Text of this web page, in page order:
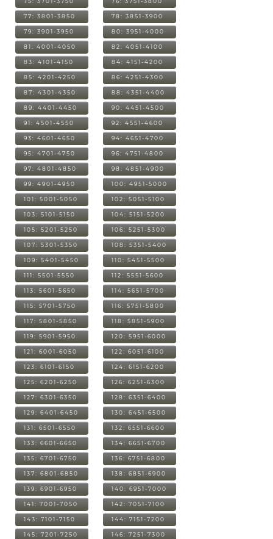
77: 3801-3850 78: 3851-3900
79: 3901-3950 80: 3951-4000
81: 4001-4050 82: 4051-4100
83: 4101-4150 84: 4151-4200
85: 4201-4250 86: 4251-4300
87: 4301-4350 88: 4351-4400
89: 4401-4450 90: 4451-4500
91: 4501-4550 92: 4551-4600
93: 4601-4650 94: 4651-4700
95: 4701-4750 96: 4751-4800
97: 4801-4850 98: 4851-4900
99: 4901-4950 100: 4951-5000
101: 5001-5050 102: 5051-5100
103: 5101-5150 104: 5151-5200
105: 5201-5250 106: 5251-5300
107: 5301-5350 108: 5351-5400
109: 5401-5450 110: 5451-5500
111: 5501-5550 112: 5551-5600
113: 5601-5650 114: 5651-5700
115: 5701-5750 116: 5751-5800
117: 5801-5850 118: 5851-5900
119: 5901-5950 120: 5951-6000
121: 6001-6050 122: 6051-6100
123: 6101-6150 124: 6151-6200
125: 6201-6250 126: 6251-6300
127: 6301-6350 128: 6351-6400
129: 6401-6450 130: 6451-6500
131: 6501-6550 132: 6551-6600
133: 6601-6650 134: 6651-6700
135: 6701-6750 136: 6751-6800
137: 6801-6850 138: 6851-6900
139: 6901-6950 140: 6951-7000
141: 7001-7050 142: 7051-7100
143: 7101-7150 144: 7151-7200
145: 7201-7250 146: 7251-7300